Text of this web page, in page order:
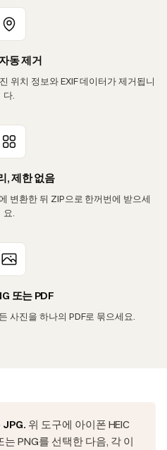
동 제거
위치 정보와 EXIF 데이터가 제거됩니
다.
, 제한 없음
변환한 뒤 ZIP으로 한꺼번에 받으세
요.
또는 PDF
사진을 하나의 PDF로 묶으세요.
위 도구에 아이폰 HEIC
PNG를 선택한 다음, 각 이